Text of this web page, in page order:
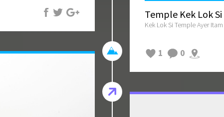
Temple Kek Lok Si
Kek Lok Si Temple Ayer
1 0